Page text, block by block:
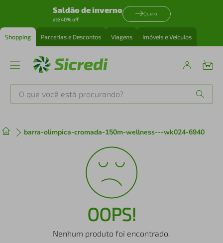
Saldão de inverno
até 40% off
Quero
Shopping Parcerias e Descontos Viagens Imóveis e Veículos
O que você está procurando?
barra-olimpica-cromada-150m-wellness---wk024-6940
OOPS!
Nenhum produto foi encontrado.